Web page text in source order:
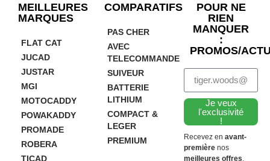
MEILLEURES
MARQUES
FLAT CAT
JUCAD
JUSTAR
MGI
MOTOCADDY
POWAKADDY
PROMADE
ROBERA
TICAD
COMPARATIFS
PAS CHER
AVEC
TELECOMMANDE
SUIVEUR
BATTERIE
LITHIUM
COMPACT &
LEGER
PREMIUM
POUR NE
RIEN
MANQUER
:
PROMOS/
Je veux
l'exclusivité
!
Recevez enavant-
première nos
meilleures offres,